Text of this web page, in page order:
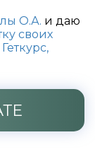
О.А. и даю
своих